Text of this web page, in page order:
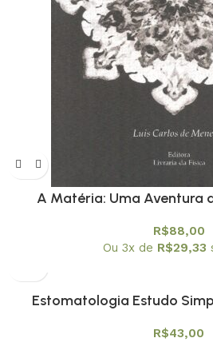
A Matéria: Uma Aventura
R$88,00
Ou 3x de R$29,33
Estomatologia Estudo
R$43,00